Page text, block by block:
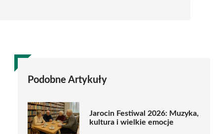
Podobne Artykuły
Jarocin Festiwal 2026: Muzyka,
kultura i wielkie emocje